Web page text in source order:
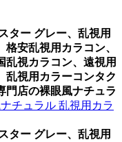
ター グレー、乱視用
安乱視用カラコン、
乱視カラコン、遠視用
乱視用カラーコンタク
門店の裸眼風ナチュラ
チュラル 乱視用カラ
ター グレー、乱視用